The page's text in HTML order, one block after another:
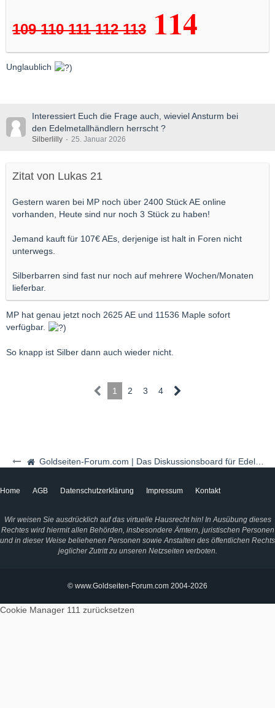
Goldseiten-Forum.com | Das Diskussionsboard für Edelmetalle & Rohstoffe
109 110 111 112 113 114
Unglaublich
Interessiert Euch die Frage auch, wieviel Ansturm bei
den Edelmetallhändlern herrscht ?
Silberlilly 25. Januar 2026
Zitat von Lukas 21
Gestern waren bei MP noch über 2400 Stück AE online
vorhanden, Heute sind nur noch 3 Stück zu haben!
Jemand kauft für 107€ AEs, derjenige ist halt in Foren nicht
unterwegs.
Silberbarren sind fast nur noch auf mehrere Wochen/Monaten
lieferbar.
MP hat genau jetzt noch 2625 AE und 11536 Maple sofort
verfügbar.
So knapp ist Silber dann auch wieder nicht.
1 2 3 4
Home AGB Datenschutzerklärung Impressum Kontakt
Wir weisen Sie ausdrücklich auf das virtuelle Hausrecht hin! In Ausübung dieses
Rechtes wird hiermit allen Behörden, insbesondere Ämtern, juristischen Personen
und in dieser Weise beliehenen Personen sowie Anstalten des öffentlichen Rechts
jeglicher Zutritt zu unseren Netzseiten verboten.
© www.Goldseiten-Forum.com 2004-2026
Cookie Manager 111 zurücksetzen